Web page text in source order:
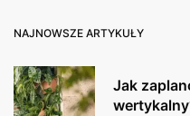
NAJNOWSZE ARTYKUŁY
Jak